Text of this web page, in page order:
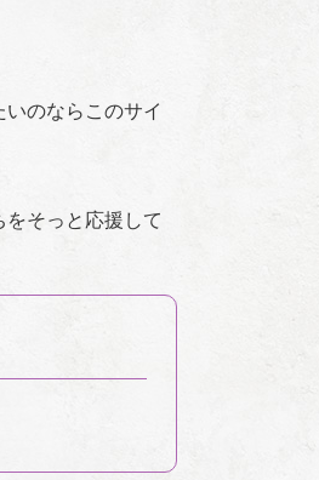
のならこのサイ
そっと応援して